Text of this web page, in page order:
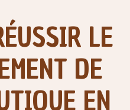
LE
DE
EN